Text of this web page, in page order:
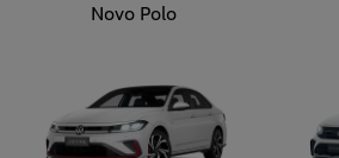
Novo Polo